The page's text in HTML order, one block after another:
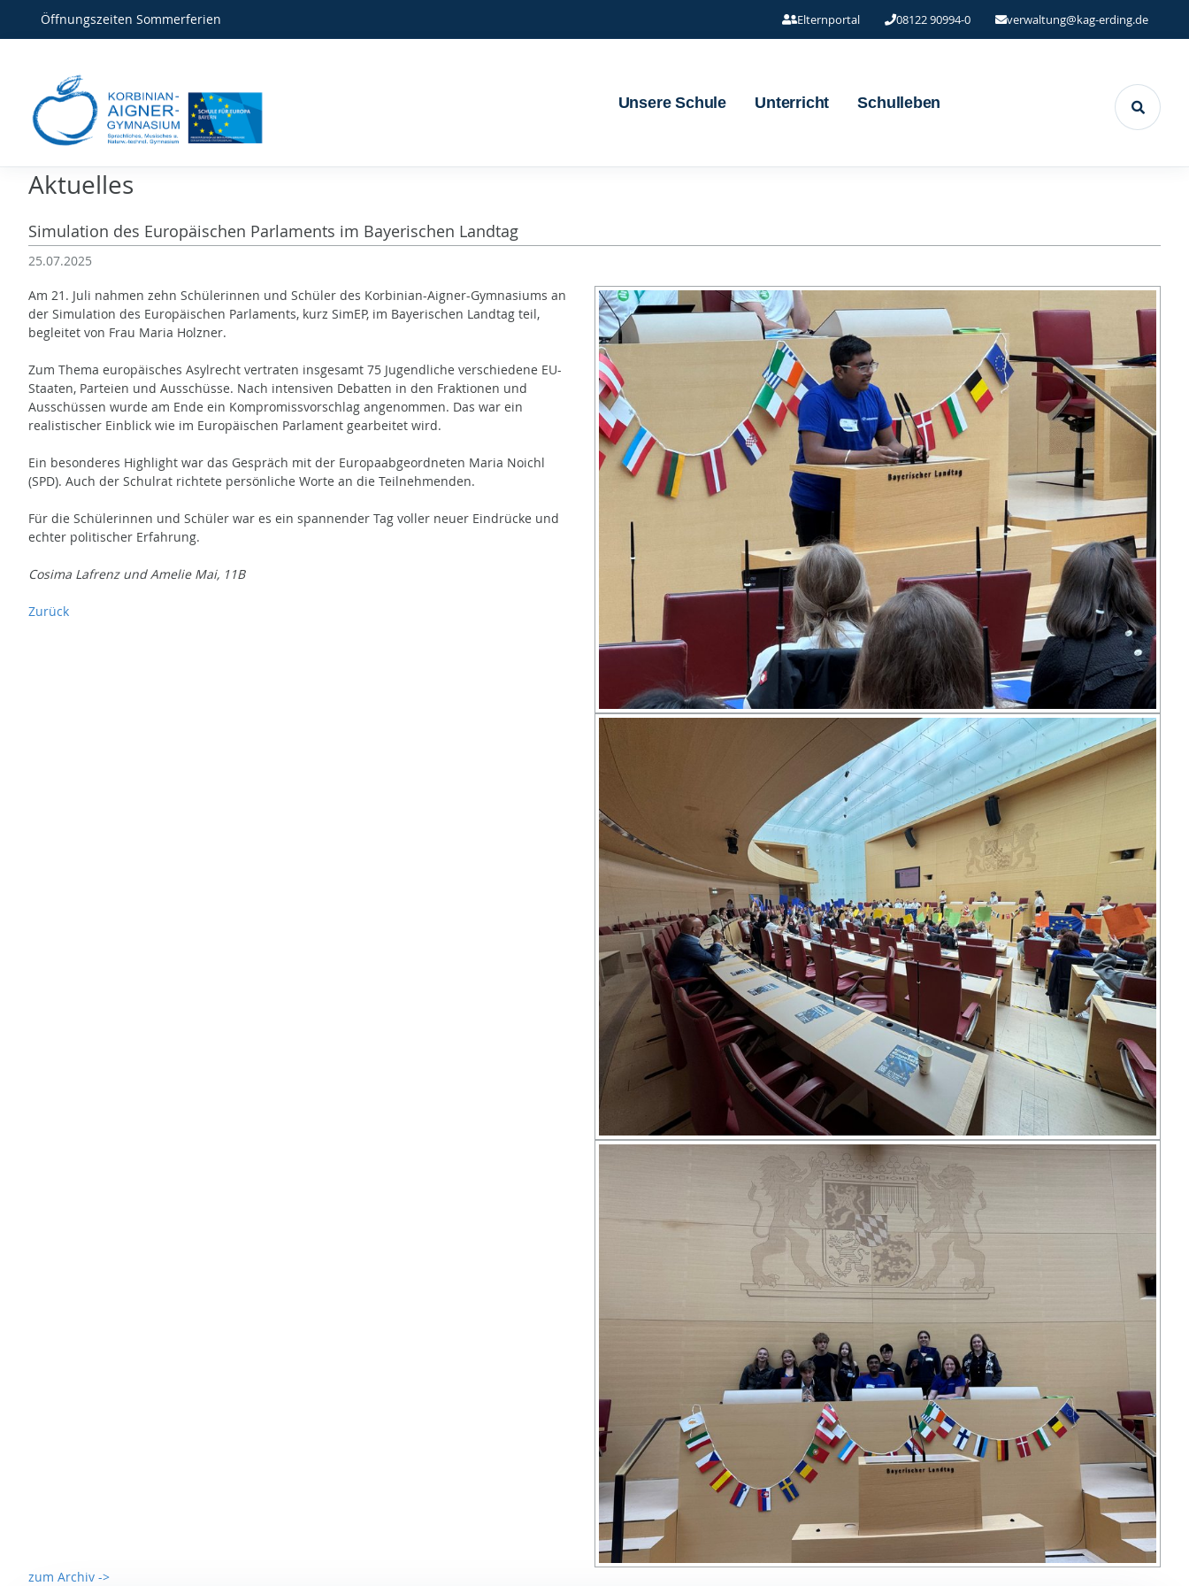
Öffnungszeiten Sommerferien Elternportal 08122 90994-0 verwaltung@kag-erding.de
Unsere Schule Unterricht Schulleben
Aktuelles
Simulation des Europäischen Parlaments im Bayerischen Landtag
25.07.2025
Am 21. Juli nahmen zehn Schülerinnen und Schüler des Korbinian-Aigner-Gymnasiums an
der Simulation des Europäischen Parlaments, kurz SimEP, im Bayerischen Landtag teil,
begleitet von Frau Maria Holzner.
Zum Thema europäisches Asylrecht vertraten insgesamt 75 Jugendliche verschiedene EU-
Staaten, Parteien und Ausschüsse. Nach intensiven Debatten in den Fraktionen und
Ausschüssen wurde am Ende ein Kompromissvorschlag angenommen. Das war ein
realistischer Einblick wie im Europäischen Parlament gearbeitet wird.
Ein besonderes Highlight war das Gespräch mit der Europaabgeordneten Maria Noichl
(SPD). Auch der Schulrat richtete persönliche Worte an die Teilnehmenden.
Für die Schülerinnen und Schüler war es ein spannender Tag voller neuer Eindrücke und
echter politischer Erfahrung.
Cosima Lafrenz und Amelie Mai, 11B
Zurück
zum Archiv ->